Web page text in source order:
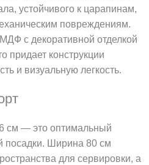
устойчивого к царапинам,
повреждениям.
с декоративной отделкой
придает конструкции
и визуальную легкость.
см — это оптимальный
посадки. Ширина 80 см
для сервировки, а